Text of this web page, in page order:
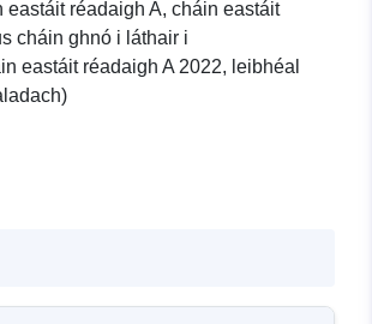
eastáit réadaigh A, cháin eastáit
cháin ghnó i láthair i
eastáit réadaigh A 2022, leibhéal